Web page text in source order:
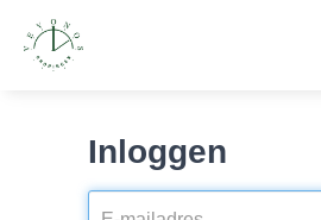
Inloggen